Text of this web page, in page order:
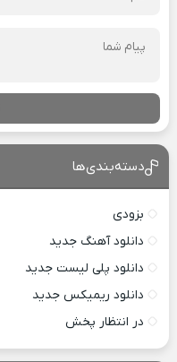
دسته‌بندی‌ها
بزودی
دانلود آهنگ جدید
دانلود پلی لیست جدید
دانلود ریمیکس جدید
در انتظار پخش